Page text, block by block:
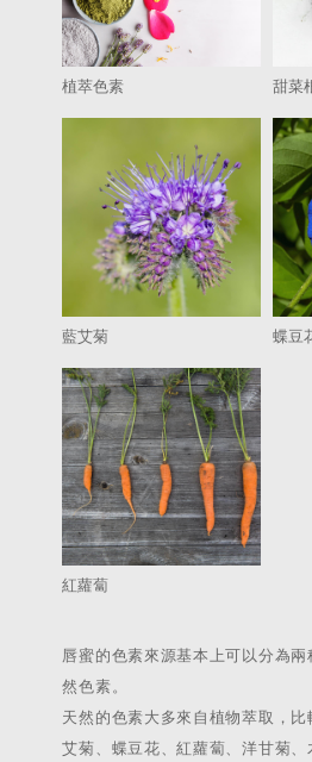
植萃色素 甜菜
藍艾菊 蝶豆
紅蘿蔔
唇蜜的色素來源基本上可以分為
然色素。
天然的色素大多來自植物萃取，
艾菊、蝶豆花、紅蘿蔔、洋甘菊、